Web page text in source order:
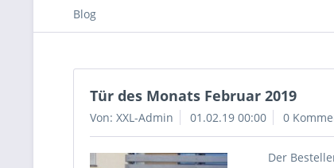
Blog
Tür des Monats Februar 2019
Von: XXL-Admin 01.02.19 00:00 0
Der